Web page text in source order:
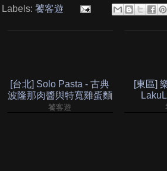
Labels: 饕客遊
[台北] Solo Pasta - 古典
波隆那肉醬與特寬雞蛋麵
饕客遊
[東區]